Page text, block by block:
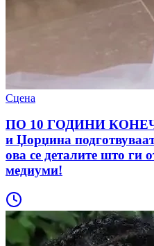
Сцена
ПО 10 ГОДИНИ
и Џорџина
oва се деталите што ги
медиуми!